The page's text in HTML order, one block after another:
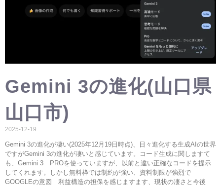
Gemini 3の進化(山口県
山口市)
2025-12-19
Gemini 3の進化が凄い(2025年12月19日時点)、日々進化する生成AIの世界
ですがGemini 3の進化が凄いと感じています。コード生成に関しますて
も、Gemini 3 PROを使っていますが、以前と違い正確なコードを提示
してくれます。しかし無料枠では制約が強い、資料制限が強烈で
GOOGLEの意図 利益構造の担保を感じますます、現状の凄さと今後